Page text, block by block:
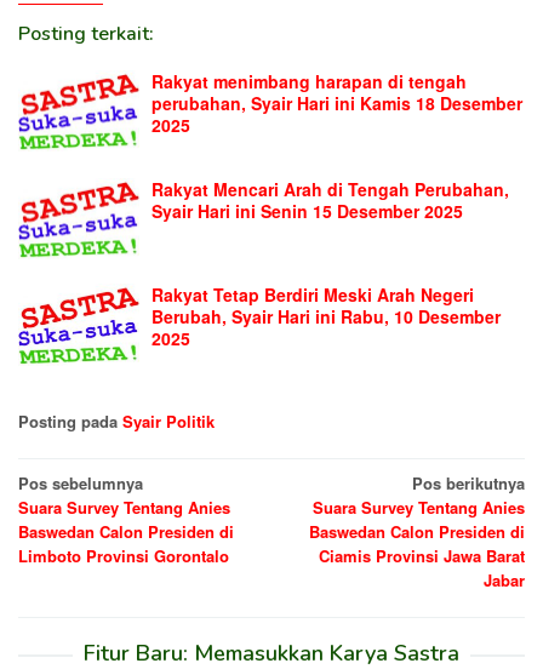
Posting terkait:
Rakyat menimbang harapan di tengah
perubahan, Syair Hari ini Kamis 18 Desember
2025
Rakyat Mencari Arah di Tengah Perubahan,
Syair Hari ini Senin 15 Desember 2025
Rakyat Tetap Berdiri Meski Arah Negeri
Berubah, Syair Hari ini Rabu, 10 Desember
2025
Posting pada Syair Politik
Navigasi
pos
Pos sebelumnya
Suara Survey Tentang Anies
Baswedan Calon Presiden di
Limboto Provinsi Gorontalo
Pos berikutnya
Suara Survey Tentang Anies
Baswedan Calon Presiden di
Ciamis Provinsi Jawa Barat
Jabar
Fitur Baru: Memasukkan Karya Sastra